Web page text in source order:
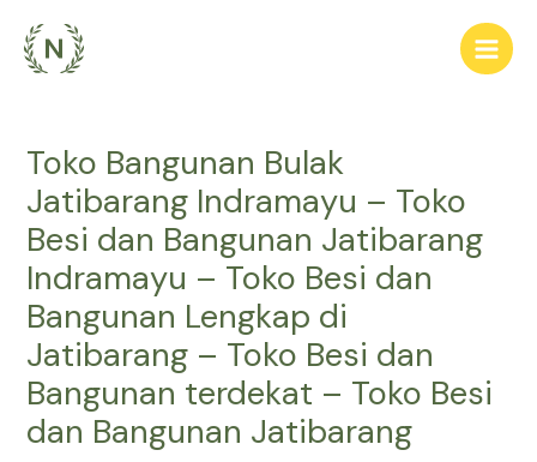
konten
Main
Toko Bangunan Bulak
Jatibarang Indramayu – Toko
Besi dan Bangunan Jatibarang
Indramayu – Toko Besi dan
Bangunan Lengkap di
Jatibarang – Toko Besi dan
Bangunan terdekat – Toko Besi
dan Bangunan Jatibarang